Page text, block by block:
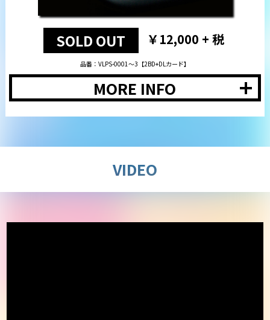
SOLD OUT ￥12,000 + 税
品番：VLPS-0001〜3【2BD+DLカード】
MORE INFO
VIDEO